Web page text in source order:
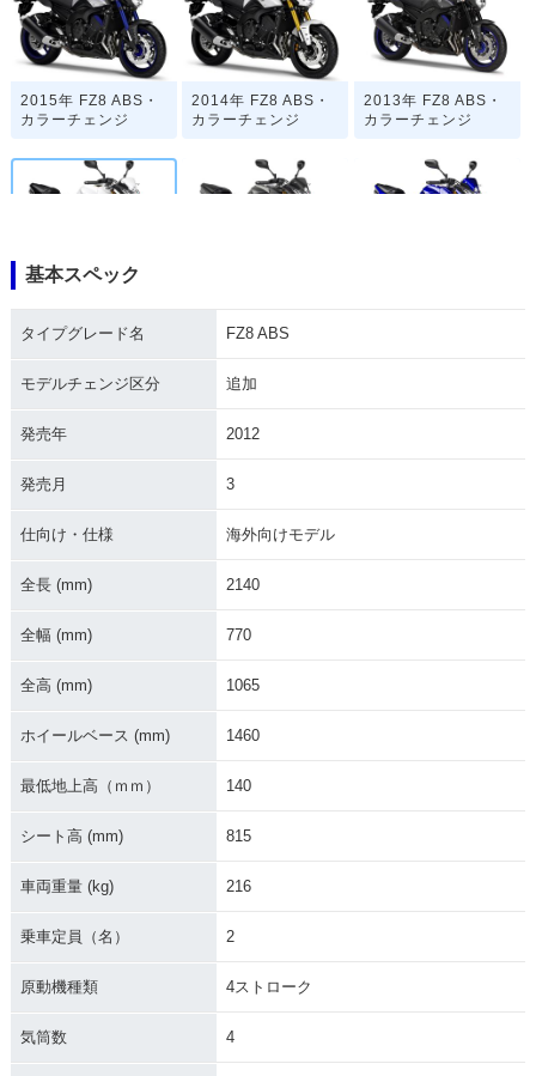
2015年 FZ8 ABS・
カラーチェンジ
2014年 FZ8 ABS・
カラーチェンジ
2013年 FZ8 ABS・
カラーチェンジ
基本スペック
タイプグレード名 FZ8 ABS
モデルチェンジ区分 追加
発売年 2012
発売月 3
仕向け・仕様 海外向けモデル
全長 (mm) 2140
全幅 (mm) 770
全高 (mm) 1065
ホイールベース (mm) 1460
最低地上高（ｍｍ） 140
シート高 (mm) 815
車両重量 (kg) 216
乗車定員（名） 2
原動機種類 4ストローク
気筒数 4